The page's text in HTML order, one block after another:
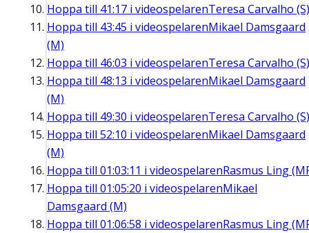
Hoppa till 41:17 i videospelarenTeresa Carvalho (S)
Hoppa till 43:45 i videospelarenMikael Damsgaard
(M)
Hoppa till 46:03 i videospelarenTeresa Carvalho (S)
Hoppa till 48:13 i videospelarenMikael Damsgaard
(M)
Hoppa till 49:30 i videospelarenTeresa Carvalho (S)
Hoppa till 52:10 i videospelarenMikael Damsgaard
(M)
Hoppa till 01:03:11 i videospelarenRasmus Ling
Hoppa till 01:05:20 i videospelarenMikael
Damsgaard (M)
Hoppa till 01:06:58 i videospelarenRasmus Ling